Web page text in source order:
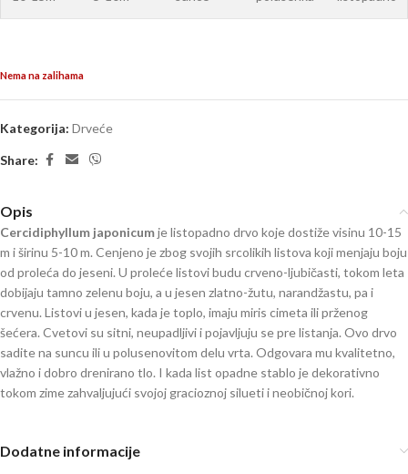
Nema na zalihama
Kategorija: Drveće
Share:
Opis
Cercidiphyllum japonicumje listopadno drvo koje dostiže visinu 10-15
m i širinu 5-10 m. Cenjeno je zbog svojih srcolikih listova koji menjaju boju
od proleća do jeseni. U proleće listovi budu crveno-ljubičasti, tokom leta
dobijaju tamno zelenu boju, a u jesen zlatno-žutu, narandžastu, pa i
crvenu. Listovi u jesen, kada je toplo, imaju miris cimeta ili prženog
šećera. Cvetovi su sitni, neupadljivi i pojavljuju se pre listanja. Ovo drvo
sadite na suncu ili u polusenovitom delu vrta. Odgovara mu kvalitetno,
vlažno i dobro drenirano tlo. I kada list opadne stablo je dekorativno
tokom zime zahvaljujući svojoj gracioznoj silueti i neobičnoj kori.
Dodatne informacije